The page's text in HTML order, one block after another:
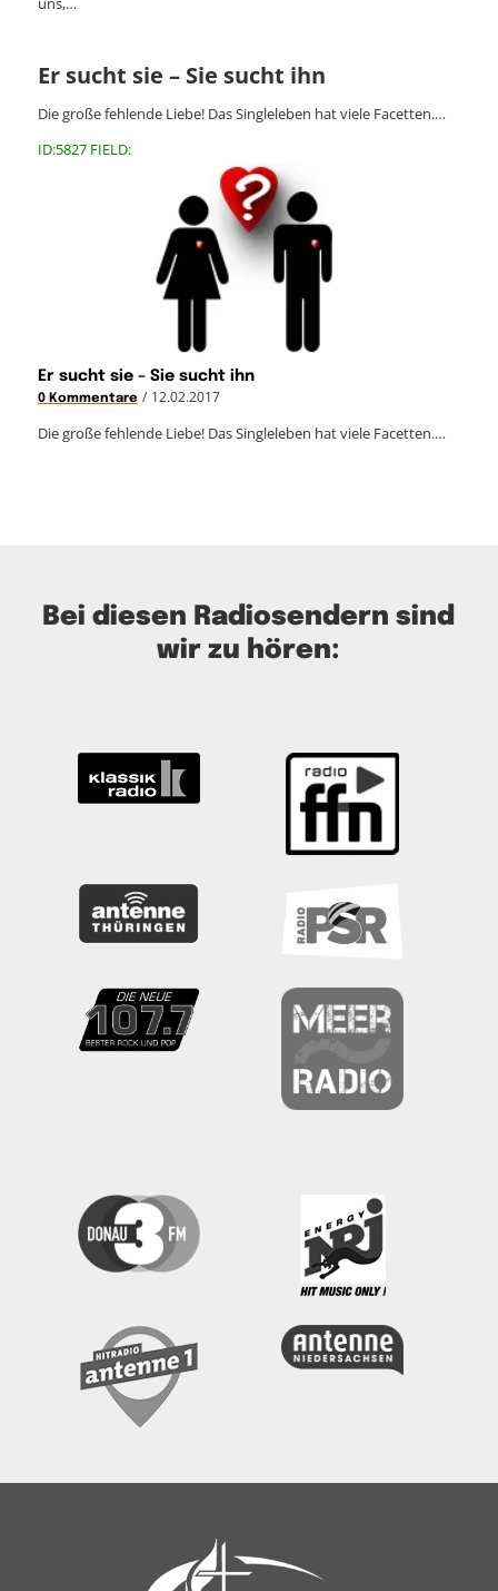
Er sucht sie – Sie sucht ihn
Die große fehlende Liebe! Das Singleleben hat viele Facetten.…
ID:5827 FIELD:
Er sucht sie – Sie sucht ihn
0 Kommentare / 12.02.2017
Die große fehlende Liebe! Das Singleleben hat viele Facetten.…
Bei diesen Radiosendern sind
wir zu hören: